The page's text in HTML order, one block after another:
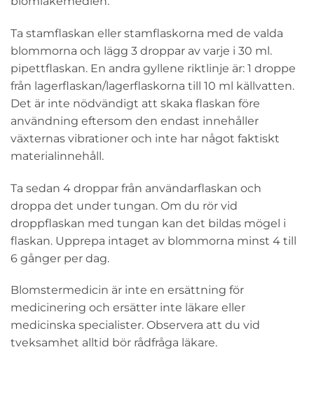
Ta stamflaskan eller stamflaskorna med de valda
blommorna och lägg 3 droppar av varje i 30 ml.
pipettflaskan. En andra gyllene riktlinje är: 1 droppe
från lagerflaskan/lagerflaskorna till 10 ml källvatten.
Det är inte nödvändigt att skaka flaskan före
användning eftersom den endast innehåller
växternas vibrationer och inte har något faktiskt
materialinnehåll.
Ta sedan 4 droppar från användarflaskan och
droppa det under tungan. Om du rör vid
droppflaskan med tungan kan det bildas mögel i
flaskan. Upprepa intaget av blommorna minst 4 till
6 gånger per dag.
Blomstermedicin är inte en ersättning för
medicinering och ersätter inte läkare eller
medicinska specialister. Observera att du vid
tveksamhet alltid bör rådfråga läkare.